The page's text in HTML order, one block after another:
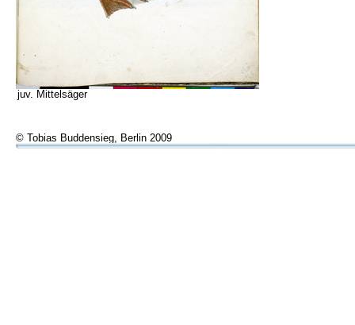
juv. Mittelsäger
© Tobias Buddensieg, Berlin 2009